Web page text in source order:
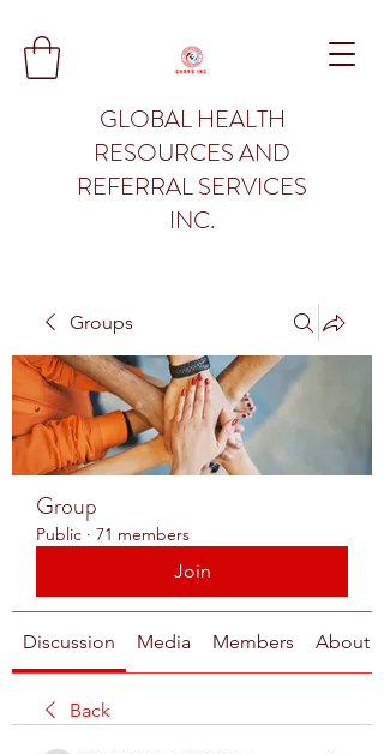
GLOBAL HEALTH
RESOURCES AND
REFERRAL SERVICES
INC.
Groups
Group
Public · 71 members
Join
Discussion Media Members About
Back